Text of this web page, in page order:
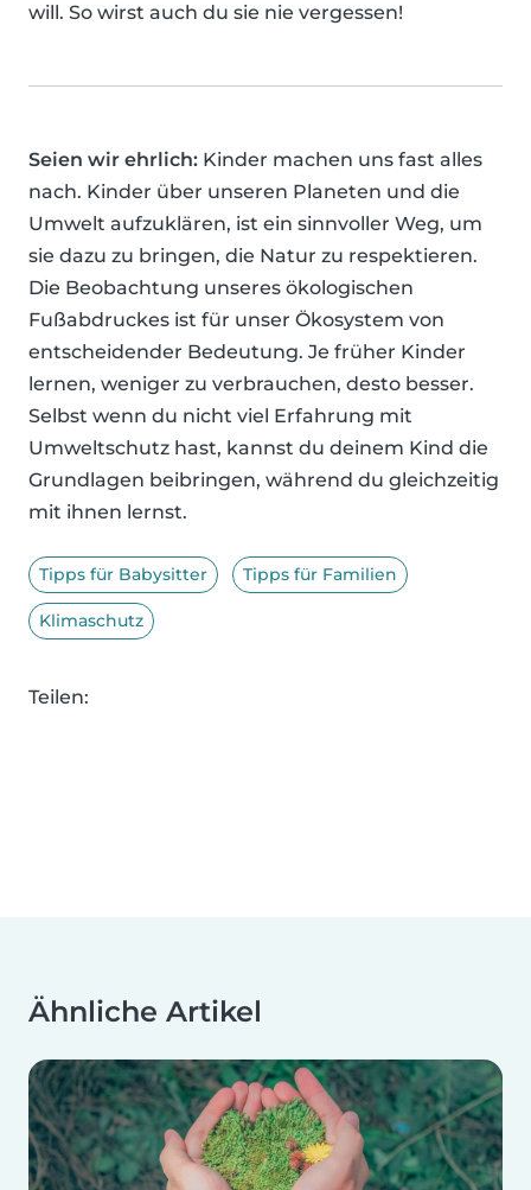
will. So wirst auch du sie nie vergessen!
Seien wir ehrlich: Kinder machen uns fast alles
nach. Kinder über unseren Planeten und die
Umwelt aufzuklären, ist ein sinnvoller Weg, um
sie dazu zu bringen, die Natur zu respektieren.
Die Beobachtung unseres ökologischen
Fußabdruckes ist für unser Ökosystem von
entscheidender Bedeutung. Je früher Kinder
lernen, weniger zu verbrauchen, desto besser.
Selbst wenn du nicht viel Erfahrung mit
Umweltschutz hast, kannst du deinem Kind die
Grundlagen beibringen, während du gleichzeitig
mit ihnen lernst.
Tipps für Babysitter Tipps für Familien
Klimaschutz
Teilen:
Ähnliche Artikel